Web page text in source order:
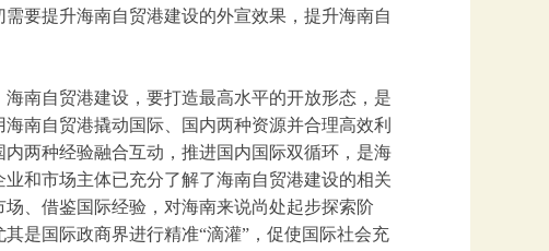
要提升海南自贸港建设的外宣效果，提升海南自
南自贸港建设，要打造最高水平的开放形态，是
南自贸港撬动国际、国内两种资源并合理高效利
两种经验融合互动，推进国内国际双循环，是海
和市场主体已充分了解了海南自贸港建设的相关
、借鉴国际经验，对海南来说尚处起步探索阶
是国际政商界进行精准“滴灌”，促使国际社会充